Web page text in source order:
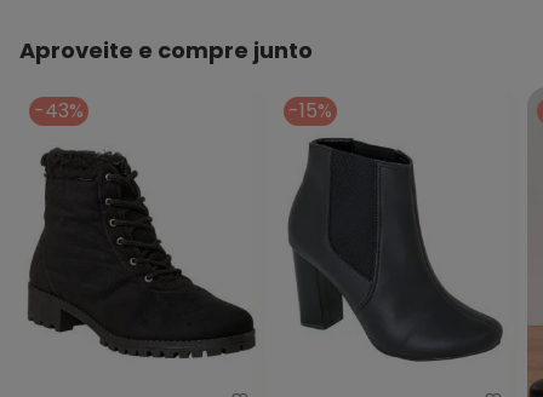
Aproveite e compre junto
-43% -15%